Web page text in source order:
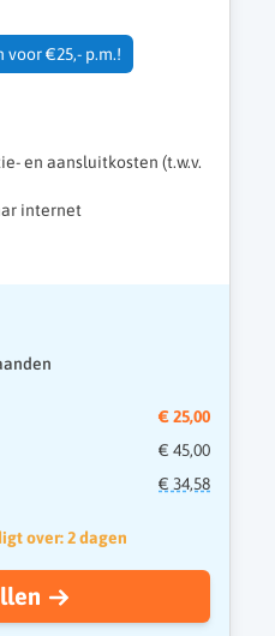
€25,- p.m.!
en aansluitkosten (t.w.v.
internet
€ 25,00
€ 45,00
€ 34,58
over: 2 dagen